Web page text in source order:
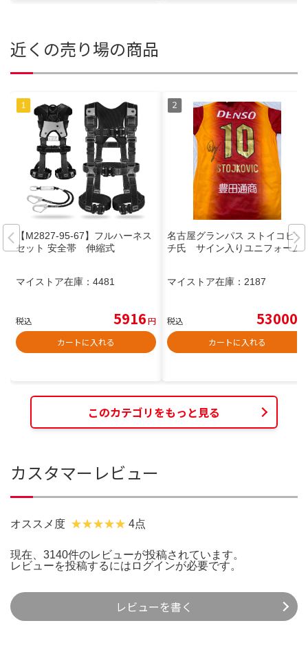
近くの売り場の商品
【M2827-95-67】フルハーネス
セット 安全帯 伸縮式
マイストア在庫： 4481
税込 5916円
カートに入れる
名古屋グランパス ストイコビッ
チ氏 サイン入りユニフォーム
マイストア在庫： 2187
税込 53000
カートに入れる
このカテゴリをもっと見る
カスタマーレビュー
オススメ度 4点
現在、3140件のレビューが投稿されています。
レビューを投稿するには ログインが必要です。
レビューを書く